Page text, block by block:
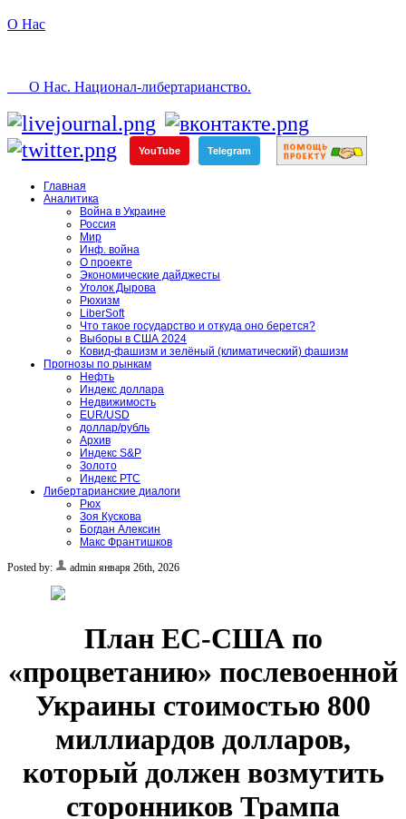
О Нас
О Нас. Национал-либертарианство.
YouTube Telegram
Главная
Аналитика
Война в Украине
Россия
Мир
Инф. война
О проекте
Экономические дайджесты
Уголок Дырова
Рюхизм
LiberSoft
Что такое государство и откуда оно берется?
Выборы в США 2024
Ковид-фашизм и зелёный (климатический) фашизм
Прогнозы по рынкам
Нефть
Индекс доллара
Недвижимость
EUR/USD
доллар/рубль
Архив
Индекс S&P
Золото
Индекс РТС
Либертарианские диалоги
Рюх
Зоя Кускова
Богдан Алексин
Макс Франтишков
Posted by:
admin января 26th, 2026
План ЕС-США по
«процветанию» послевоенной
Украины стоимостью 800
миллиардов долларов,
который должен возмутить
сторонников Трампа